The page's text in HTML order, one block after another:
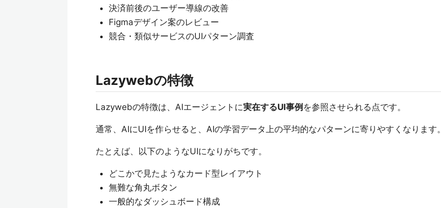
決済前後のユーザー導線の改善
Figmaデザイン案のレビュー
競合・類似サービスのUIパターン調査
Lazywebの特徴
Lazywebの特徴は、AIエージェントに実在するUI事例 を参照させられる点です。
通常、AIにUIを作らせると、AIの学習データ上の平均的なパターンに寄りやすくなります。
たとえば、以下のようなUIになりがちです。
どこかで見たようなカード型レイアウト
無難な角丸ボタン
一般的なダッシュボード構成